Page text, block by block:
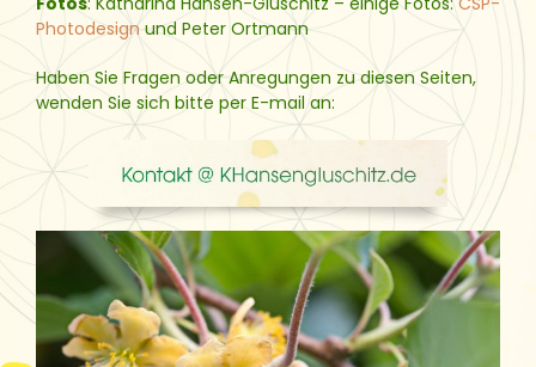
Photodesign und Peter Ortmann
Haben Sie Fragen oder Anregungen zu diesen Seiten,
wenden Sie sich bitte per E-mail an: